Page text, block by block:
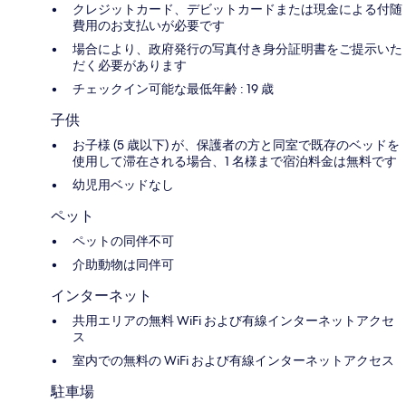
クレジットカード、デビットカードまたは現金による付随
費用のお支払いが必要です
場合により、政府発行の写真付き身分証明書をご提示いた
だく必要があります
チェックイン可能な最低年齢 : 19 歳
子供
お子様 (5 歳以下) が、保護者の方と同室で既存のベッドを
使用して滞在される場合、1 名様まで宿泊料金は無料です
幼児用ベッドなし
ペット
ペットの同伴不可
介助動物は同伴可
インターネット
共用エリアの無料 WiFi および有線インターネットアクセ
ス
室内での無料の WiFi および有線インターネットアクセス
駐車場